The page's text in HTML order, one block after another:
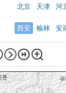
北京 天津
河
西安 榆林 安